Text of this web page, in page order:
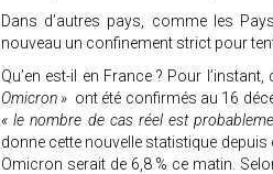
Dans d’autres pays, comme les
nouveau un confinement strict pour
Qu’en est-il en France ? Pour
Omicron » ont été confirmés au 16
« le nombre de cas réel est
donne cette nouvelle statistique
Omicron serait de 6,8 % ce matin.